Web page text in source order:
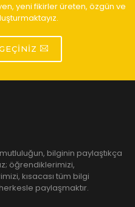
yeni fikirler üreten, özgün ve
bilginin paylaştıkça
öğrendiklerimizi,
kısacası tüm bilgi
paylaşmaktır.